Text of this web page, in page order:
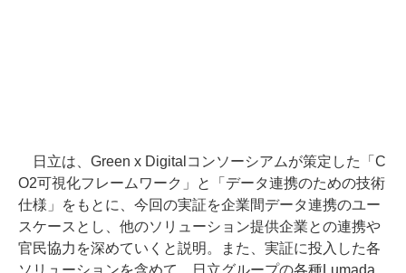
日立は、Green x Digitalコンソーシアムが策定した「C
O2可視化フレームワーク」と「データ連携のための技術
仕様」をもとに、今回の実証を企業間データ連携のユー
スケースとし、他のソリューション提供企業との連携や
官民協力を深めていくと説明。また、実証に投入した各